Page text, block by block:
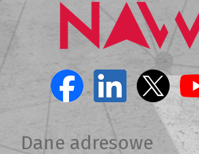
Dane adresowe